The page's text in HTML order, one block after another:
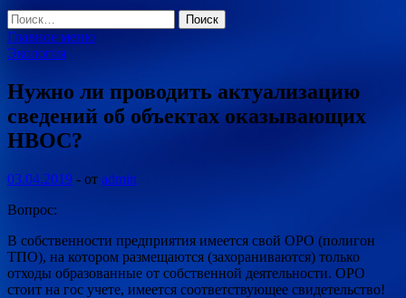
Найти:
Главное меню
Экология
Нужно ли проводить актуализацию
сведений об объектах оказывающих
НВОС?
03.04.2019 - от admin
Вопрос:
В собственности предприятия имеется свой ОРО (полигон
ТПО), на котором размещаются (захораниваются) только
отходы образованные от собственной деятельности. ОРО
стоит на гос учете, имеется соответствующее свидетельство!